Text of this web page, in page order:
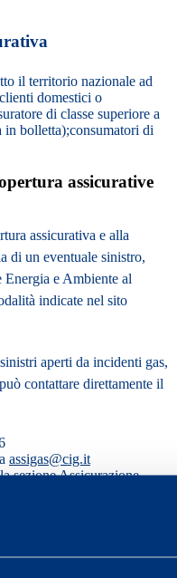
il territorio nazionale ad
domestici o
di classe superiore a
bolletta);​ consumatori di
assicurative
assicurativa e alla
di un eventuale sinistro,
e Ambiente al
indicate nel sito
aperti da incidenti gas,
contattare direttamente il
assigas@cig.it
sezione Assicurazione.
questa
finali civili gas”